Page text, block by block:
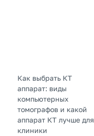
Как выбрать КТ
аппарат: виды
компьютерных
томографов и какой
аппарат КТ лучше для
клиники